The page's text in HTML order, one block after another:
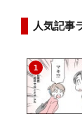
人気記事
1